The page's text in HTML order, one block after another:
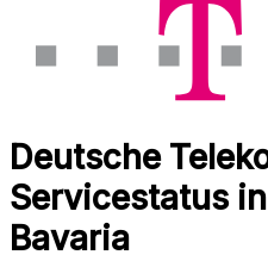
Deutsche
Servicestatus
Bavaria